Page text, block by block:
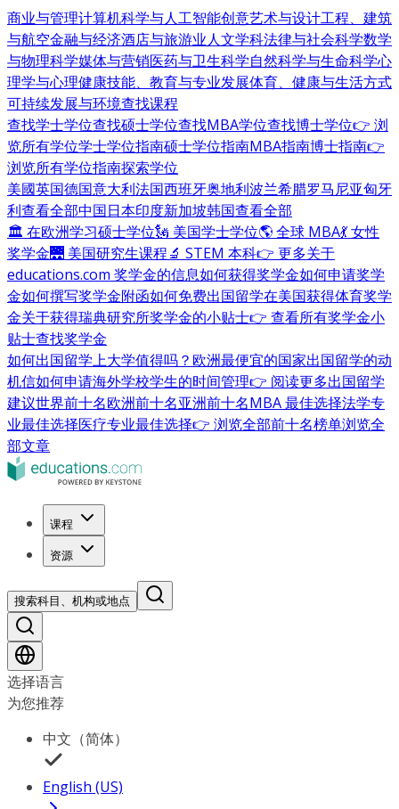
商业与管理计算机科学与人工智能创意艺术与设计工程、建筑
与航空金融与经济酒店与旅游业人文学科法律与社会科学数学
与物理科学媒体与营销医药与卫生科学自然科学与生命科学心
理学与心理健康技能、教育与专业发展体育、健康与生活方式
可持续发展与环境查找课程
查找学士学位查找硕士学位查找MBA学位查找博士学位👉 浏
览所有学位学士学位指南硕士学位指南MBA指南博士指南👉
浏览所有学位指南探索学位
美國英国德国意大利法国西班牙奥地利波兰希腊罗马尼亚匈牙
利查看全部中国日本印度新加坡韩国查看全部
🏛 在欧洲学习硕士学位🗽 美国学士学位🌎 全球 MBA💃 女性
奖学金🌉 美国研究生课程🔬 STEM 本科👉 更多关于
educations.com 奖学金的信息如何获得奖学金如何申请奖学
金如何撰写奖学金附函如何免费出国留学在美国获得体育奖学
金关于获得瑞典研究所奖学金的小贴士👉 查看所有奖学金小
贴士查找奖学金
如何出国留学上大学值得吗？ 欧洲最便宜的国家出国留学的动
机信如何申请海外学校学生的时间管理👉 阅读更多出国留学
建议世界前十名欧洲前十名亚洲前十名MBA 最佳选择法学专
业最佳选择医疗专业最佳选择👉 浏览全部前十名榜单浏览全
部文章
课程
资源
搜索科目、机构或地点
选择语言
为您推荐
中文（简体）
English (US)